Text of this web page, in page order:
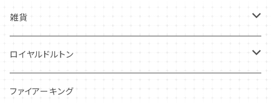
グレイリーフ
レヴェリー
フローラル
雑貨
キーホルダー
アンティーク・カード
ロイヤルドルトン
スタッフォードシャードッグ
ファイアーキング